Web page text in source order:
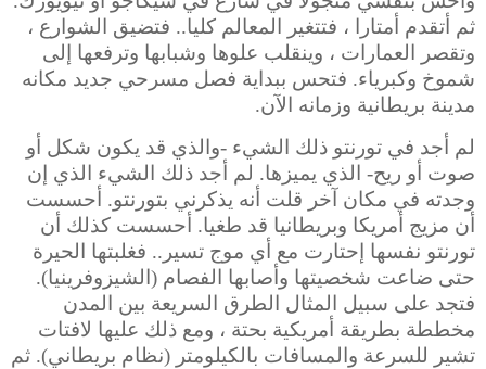
ثم أتقدم أمتارا ، فتتغير المعالم كليا.. فتضيق الشوارع ،
وتقصر العمارات ، وينقلب علوها وشبابها وترفعها إلى
شموخ وكبرياء. فتحس ببداية فصل مسرحي جديد مكانه
مدينة بريطانية وزمانه الآن.
لم أجد في تورنتو ذلك الشيء -والذي قد يكون شكل أو
صوت أو ريح- الذي يميزها. لم أجد ذلك الشيء الذي إن
وجدته في مكان آخر قلت أنه يذكرني بتورنتو. أحسست
أن مزيج أمريكا وبريطانيا قد طغيا. أحسست كذلك أن
تورنتو نفسها إحتارت مع أي موج تسير.. فغلبتها الحيرة
حتى ضاعت شخصيتها وأصابها الفصام (الشيزوفرينيا).
فتجد على سبيل المثال الطرق السريعة بين المدن
مخططة بطريقة أمريكية بحتة ، ومع ذلك عليها لافتات
تشير للسرعة والمسافات بالكيلومتر (نظام بريطاني). ثم